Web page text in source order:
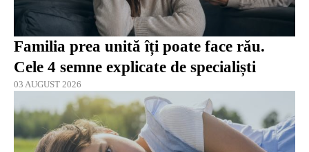
Familia prea unită îți poate face rău.
Cele 4 semne explicate de specialiști
03 AUGUST 2026